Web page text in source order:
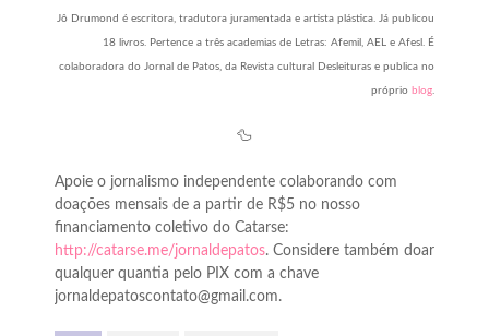
Jô Drumond é escritora, tradutora juramentada e artista plástica. Já publicou
18 livros. Pertence a três academias de Letras: Afemil, AEL e Afesl. É
colaboradora do Jornal de Patos, da Revista cultural Desleituras e publica no
próprio blog.
🦆
Apoie o jornalismo independente colaborando com
doações mensais de a partir de R$5 no nosso
financiamento coletivo do Catarse:
http://catarse.me/jornaldepatos. Considere também doar
qualquer quantia pelo PIX com a chave
jornaldepatoscontato@gmail.com.